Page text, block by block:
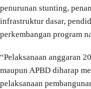
penurunan stunting,
infrastruktur dasar,
perkembangan program
“Pelaksanaan anggaran
maupun APBD diharap
pelaksanaan